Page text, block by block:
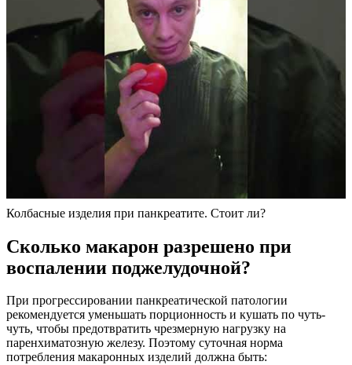
Колбасные изделия при панкреатите. Стоит ли?
Сколько макарон разрешено при
воспалении поджелудочной?
При прогрессировании панкреатической патологии
рекомендуется уменьшать порционность и кушать по чуть-
чуть, чтобы предотвратить чрезмерную нагрузку на
паренхиматозную железу. Поэтому суточная норма
потребления макаронных изделий должна быть: